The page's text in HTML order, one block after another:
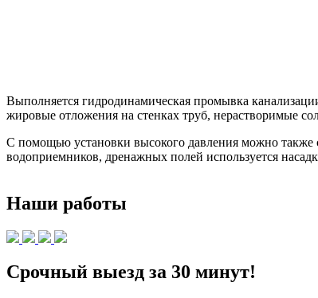
Выполняется гидродинамическая промывка
жировые отложения на стенках труб, нерастворимые
С помощью установки высокого давления можно также
водоприемников, дренажных полей используется
Наши работы
Срочный выезд за 30 минут!